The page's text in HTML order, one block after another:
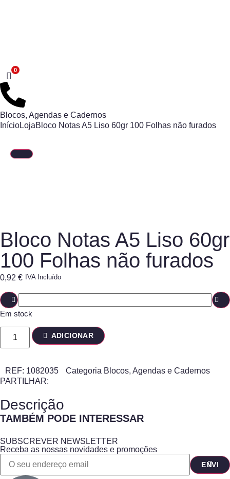
Blocos, Agendas e Cadernos
InícioLojaBloco Notas A5 Liso 60gr 100 Folhas não furados
Bloco Notas A5 Liso 60gr
100 Folhas não furados
0,92 € IVA Incluído
Em stock
ADICIONAR
REF: 1082035 Categoria Blocos, Agendas e Cadernos
PARTILHAR:
Descrição
TAMBÉM PODE INTERESSAR
SUBSCREVER NEWSLETTER
Receba as nossas novidades e promoções